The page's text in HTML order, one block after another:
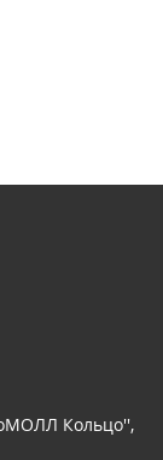
Кольцо'',